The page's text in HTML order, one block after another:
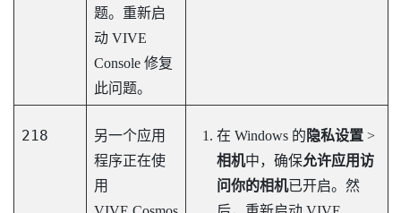
题。重新启
动 VIVE
Console 修复
此问题。
218
另一个应用
程序正在使
用
在 Windows的 隐私设置>
相机中，确保允许应用访
问你的相机已开启。然